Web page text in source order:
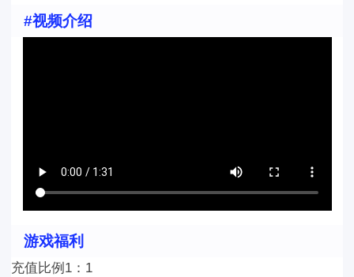
#视频介绍
游戏福利
充值比例1：1